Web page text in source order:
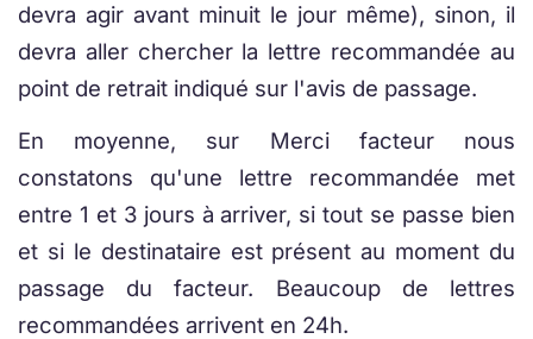
devra agir avant minuit le jour même), sinon, il
devra aller chercher la lettre recommandée au
point de retrait indiqué sur l'avis de passage.
En moyenne, sur Merci facteur nous
constatons qu'une lettre recommandée met
entre 1 et 3 jours à arriver, si tout se passe bien
et si le destinataire est présent au moment du
passage du facteur. Beaucoup de lettres
recommandées arrivent en 24h.